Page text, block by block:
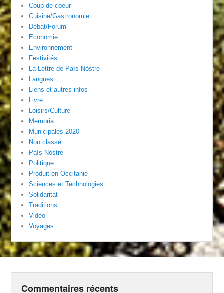
Coup de coeur
Cuisine/Gastronomie
Débat/Forum
Economie
Environnement
Festivités
La Lettre de País Nòstre
Langues
Liens et autres infos
Livre
Loisirs/Culture
Memoria
Municipales 2020
Non classé
País Nòstre
Politique
Produit en Occitanie
Sciences et Technologies
Solidaritat
Traditions
Vidéo
Voyages
Commentaires récents